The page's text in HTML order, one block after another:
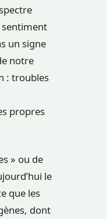
sentiment
un signe
notre
: troubles
propres
» ou de
le
que les
dont